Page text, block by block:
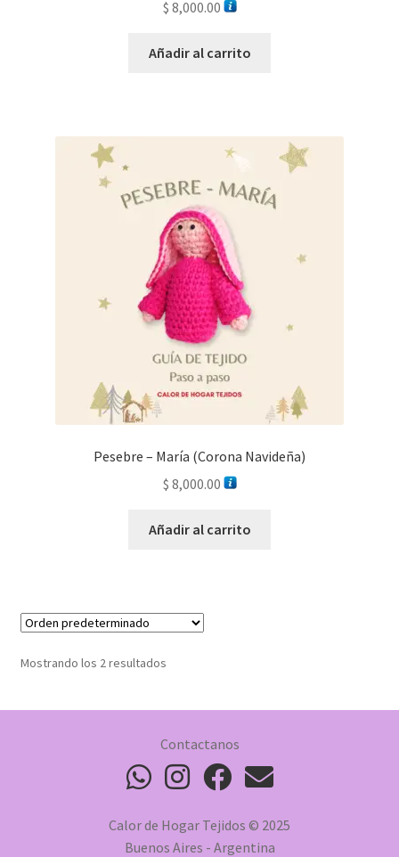
$ 8,000.00
Añadir al carrito
Pesebre – María (Corona Navideña)
$ 8,000.00
Añadir al carrito
Mostrando los 2 resultados
Contactanos
Calor de Hogar Tejidos © 2025
Buenos Aires - Argentina